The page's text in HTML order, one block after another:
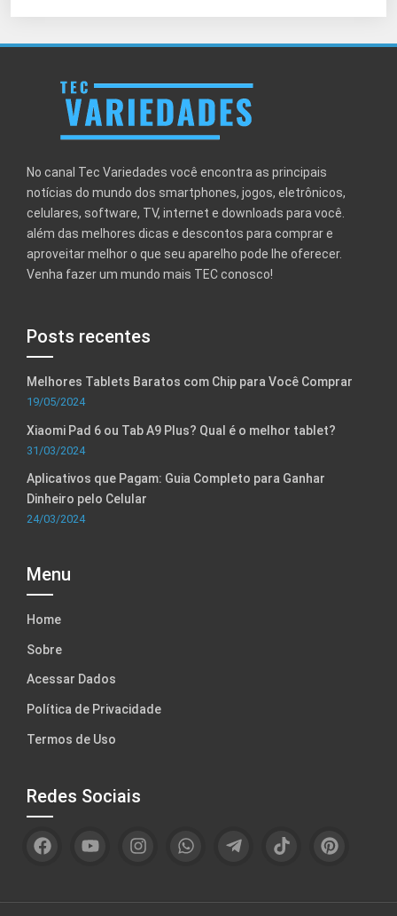
No canal Tec Variedades você encontra as principais
notícias do mundo dos smartphones, jogos, eletrônicos,
celulares, software, TV, internet e downloads para você.
além das melhores dicas e descontos para comprar e
aproveitar melhor o que seu aparelho pode lhe oferecer.
Venha fazer um mundo mais TEC conosco!
Posts recentes
Melhores Tablets Baratos com Chip para Você Comprar
19/05/2024
Xiaomi Pad 6 ou Tab A9 Plus? Qual é o melhor tablet?
31/03/2024
Aplicativos que Pagam: Guia Completo para Ganhar
Dinheiro pelo Celular
24/03/2024
Menu
Home
Sobre
Acessar Dados
Política de Privacidade
Termos de Uso
Redes Sociais